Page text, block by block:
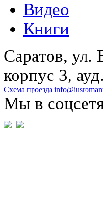
Видео
Книги
Саратов, ул.
корпус 3,
Схема проезда
Мы в